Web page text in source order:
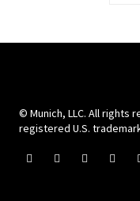
© Munich, LLC. All rights
registered U.S.